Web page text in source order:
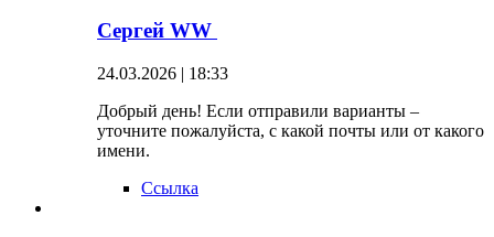
Сергей WW
24.03.2026 | 18:33
Добрый день! Если отправили варианты –
уточните пожалуйста, с какой почты или от какого
имени.
Ссылка